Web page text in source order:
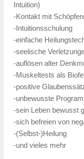
Intuition)
-Kontakt mit
-Intuitionsschulung
-einfache
-seelische
-auflösen alter
-Muskeltests als
-positive
-unbewusste
-sein Leben bewusst
-sich befreien von
-(Selbst-)Heilung
-und vieles mehr